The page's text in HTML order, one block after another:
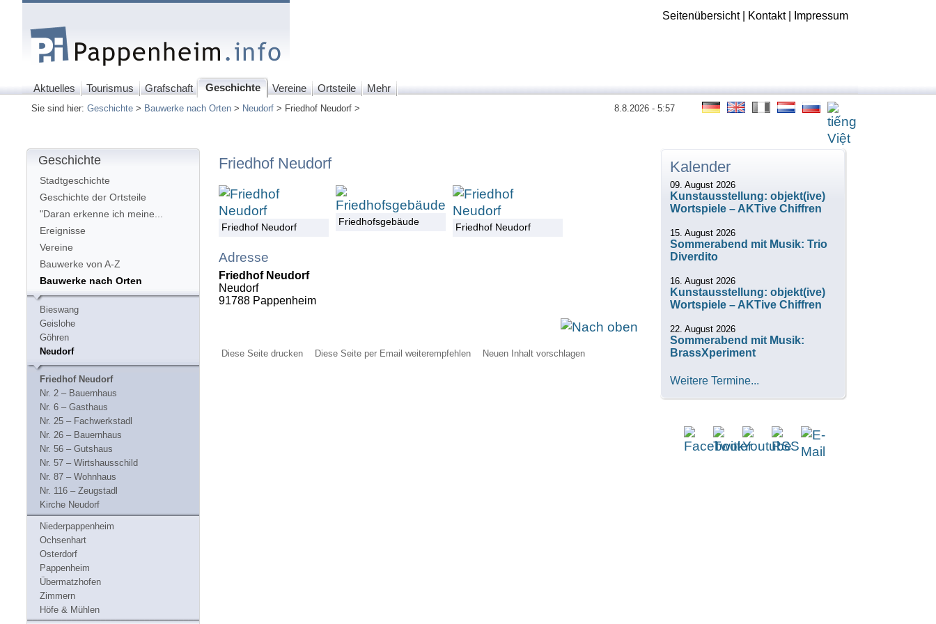
Seitenübersicht| Kontakt| Impressum
Aktuelles Tourismus Grafschaft Geschichte Vereine Ortsteile Mehr
Sie sind hier:Geschichte > Bauwerke nach Orten > Neudorf > Friedhof Neudorf > 8.8.2026 - 5:57
Geschichte
Stadtgeschichte
Geschichte der Ortsteile
"Daran erkenne ich meine...
Ereignisse
Vereine
Bauwerke von A-Z
Bauwerke nach Orten
Bieswang
Geislohe
Göhren
Neudorf
Friedhof Neudorf
Nr. 2 – Bauernhaus
Nr. 6 – Gasthaus
Nr. 25 – Fachwerkstadl
Nr. 26 – Bauernhaus
Nr. 56 – Gutshaus
Nr. 57 – Wirtshausschild
Nr. 87 – Wohnhaus
Nr. 116 – Zeugstadl
Kirche Neudorf
Niederpappenheim
Ochsenhart
Osterdorf
Pappenheim
Übermatzhofen
Zimmern
Höfe & Mühlen
Kalender
09. August 2026
Kunstausstellung: objekt(ive)
Wortspiele – AKTive Chiffren
15. August 2026
Sommerabend mit Musik: Trio
Diverdito
16. August 2026
Kunstausstellung: objekt(ive)
Wortspiele – AKTive Chiffren
22. August 2026
Sommerabend mit Musik:
BrassXperiment
Weitere Termine...
Friedhof Neudorf
Friedhof Neudorf Friedhofsgebäude Friedhof Neudorf
Adresse
Friedhof Neudorf
Neudorf
91788 Pappenheim
Diese Seite drucken Diese Seite per Email weiterempfehlen Neuen Inhalt vorschlagen